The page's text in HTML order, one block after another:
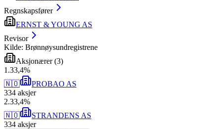
Regnskapsfører
ERNST & YOUNG AS
Revisor
Kilde: Brønnøysundregistrene
Aksjonærer(3)
1 .33,4%
🇳🇴
PROBAO AS
334 aksjer
2.33,4%
🇳🇴
STRANDENS AS
334 aksjer